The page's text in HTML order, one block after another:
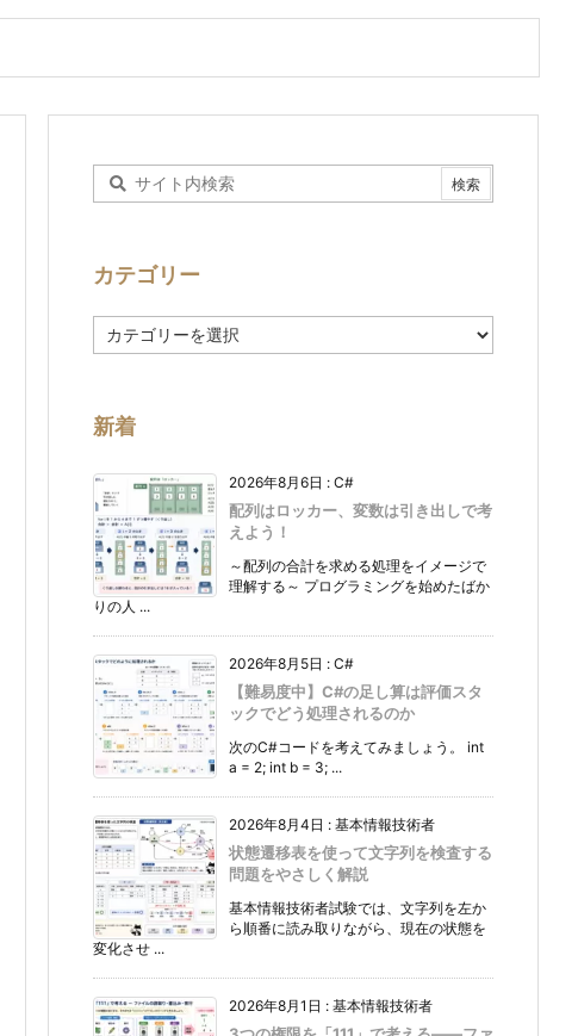
カテゴリー
テ
ー
新着
2026年8月6日 : C#
配列はロッカー、変数は引き出しで考
えよう！
～配列の合計を求める処理をイメージで
理解する～ プログラミングを始めたばか
りの人 ...
2026年8月5日 : C#
【難易度中】C#の足し算は評価スタ
ックでどう処理されるのか
次のC#コードを考えてみましょう。 int
a = 2; int b = 3; ...
2026年8月4日 : 基本情報技術者
状態遷移表を使って文字列を検査する
問題をやさしく解説
基本情報技術者試験では、文字列を左か
ら順番に読み取りながら、現在の状態を
変化させ ...
2026年8月1日 : 基本情報技術者